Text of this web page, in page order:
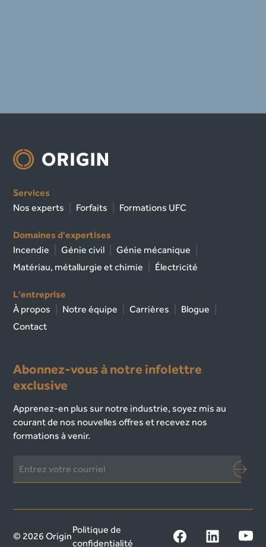
Services
Nos experts
Forfaits Formations UFC
Domaines d'expertises
Incendie
Génie civil
Génie mécanique
Matériau, métallurgie et chimie
Électricité
L'entreprise
À propos
Notre équipe Carrières
Blogue
Contact
Abonnez-vous à notre infolettre
exclusive
Apprenez-en plus sur notre industrie, soyez mis au
courant de nos nouvelles offres et recevez nos
formations à venir.
© 2026 Origin
Politique de
confidentialité